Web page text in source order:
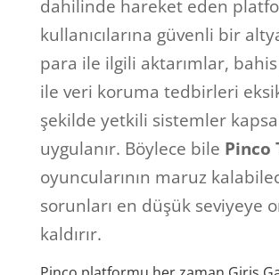
dahilinde hareket eden
kullanıcılarına güvenli bir
para ile ilgili aktarımlar,
ile veri koruma tedbirleri
şekilde yetkili sistemler
uygulanır. Böylece bile Pinco
oyuncularının maruz
sorunları en düşük seviyeye
kaldırır.